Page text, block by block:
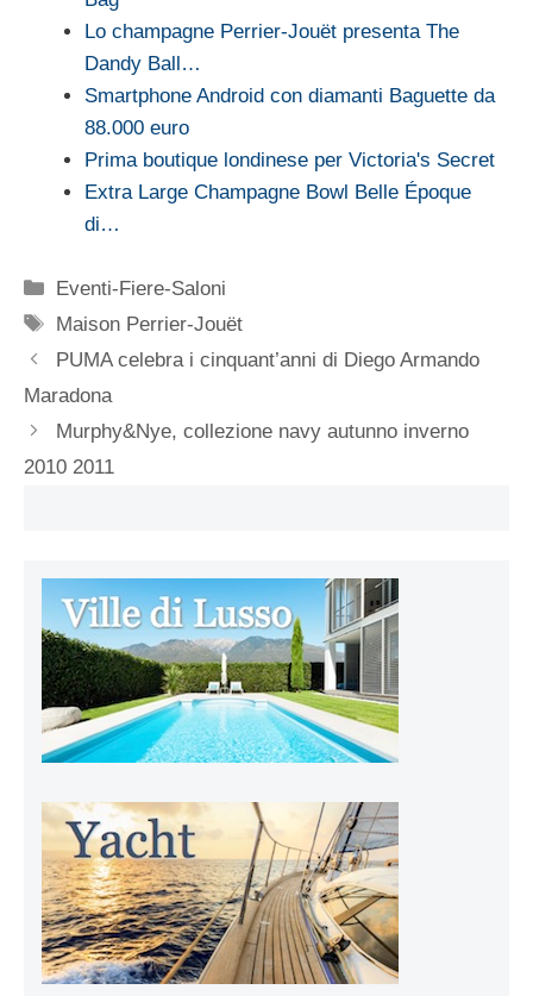
Lo champagne Perrier-Jouët presenta The
Dandy Ball…
Smartphone Android con diamanti Baguette da
88.000 euro
Prima boutique londinese per Victoria's Secret
Extra Large Champagne Bowl Belle Époque
di…
Categorie
Eventi-Fiere-Saloni
Tag
Maison Perrier-Jouët
PUMA celebra i cinquant’anni di Diego Armando
Maradona
Murphy&Nye, collezione navy autunno inverno
2010 2011